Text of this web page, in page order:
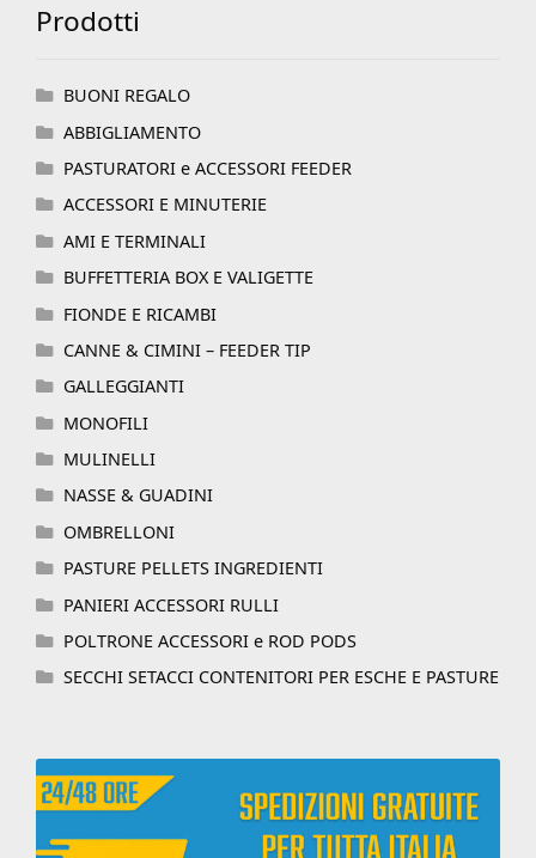
Prodotti
BUONI REGALO
ABBIGLIAMENTO
PASTURATORI e ACCESSORI FEEDER
ACCESSORI E MINUTERIE
AMI E TERMINALI
BUFFETTERIA BOX E VALIGETTE
FIONDE E RICAMBI
CANNE & CIMINI – FEEDER TIP
GALLEGGIANTI
MONOFILI
MULINELLI
NASSE & GUADINI
OMBRELLONI
PASTURE PELLETS INGREDIENTI
PANIERI ACCESSORI RULLI
POLTRONE ACCESSORI e ROD PODS
SECCHI SETACCI CONTENITORI PER ESCHE E PASTURE